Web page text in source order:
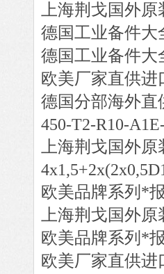
上海荆戈国外
德国工业备件大
德国工业备件大
欧美厂家直供进
德国分部海外直
450-T2-R10-
上海荆戈国外
欧美品牌系列*
上海荆戈国外
欧美品牌系列*
欧美厂家直供进